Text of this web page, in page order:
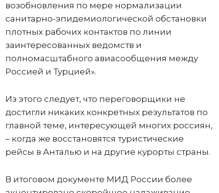
возобновления по мере нормализации
санитарно-эпидемиологической обстановки
плотных рабочих контактов по линии
заинтересованных ведомств и
полномасштабного авиасообщения между
Россией и Турцией».
Из этого следует, что переговорщики не
достигли никаких конкретных результатов по
главной теме, интересующей многих россиян,
– когда же восстановятся туристические
рейсы в Анталью и на другие курорты страны.
В итоговом документе МИД России более